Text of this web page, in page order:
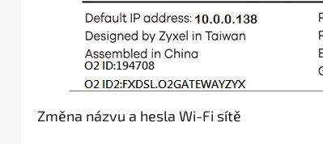
Změna názvu a hesla Wi-Fi sítě